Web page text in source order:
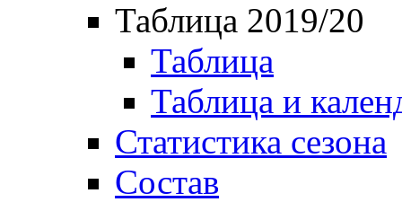
Таблица 2019/20
Таблица
Таблица и
Статистика сезона
Состав